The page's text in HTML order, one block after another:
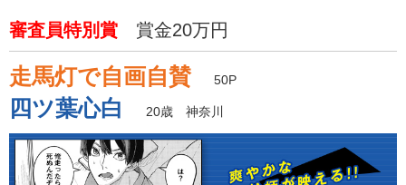
審査員特別賞 賞金20万円
走馬灯で自画自賛 50P
四ツ葉心白 20歳 神奈川